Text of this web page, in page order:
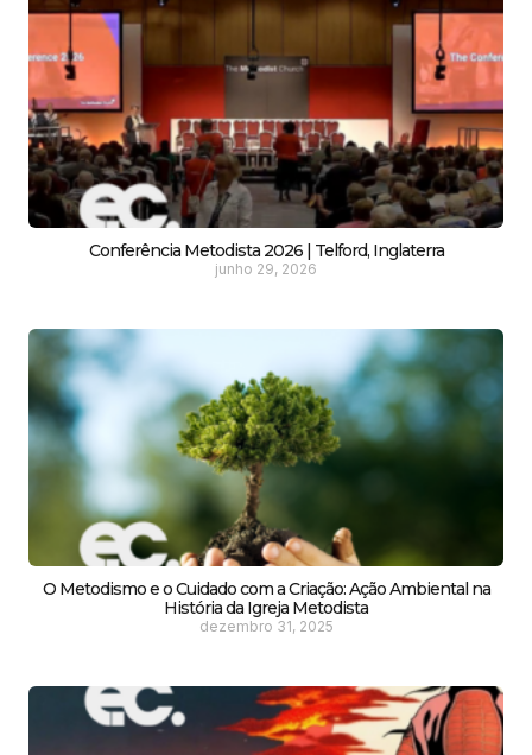
Conferência Metodista 2026 | Telford, Inglaterra
junho 29, 2026
O Metodismo e o Cuidado com a Criação: Ação Ambiental na
História da Igreja Metodista
dezembro 31, 2025